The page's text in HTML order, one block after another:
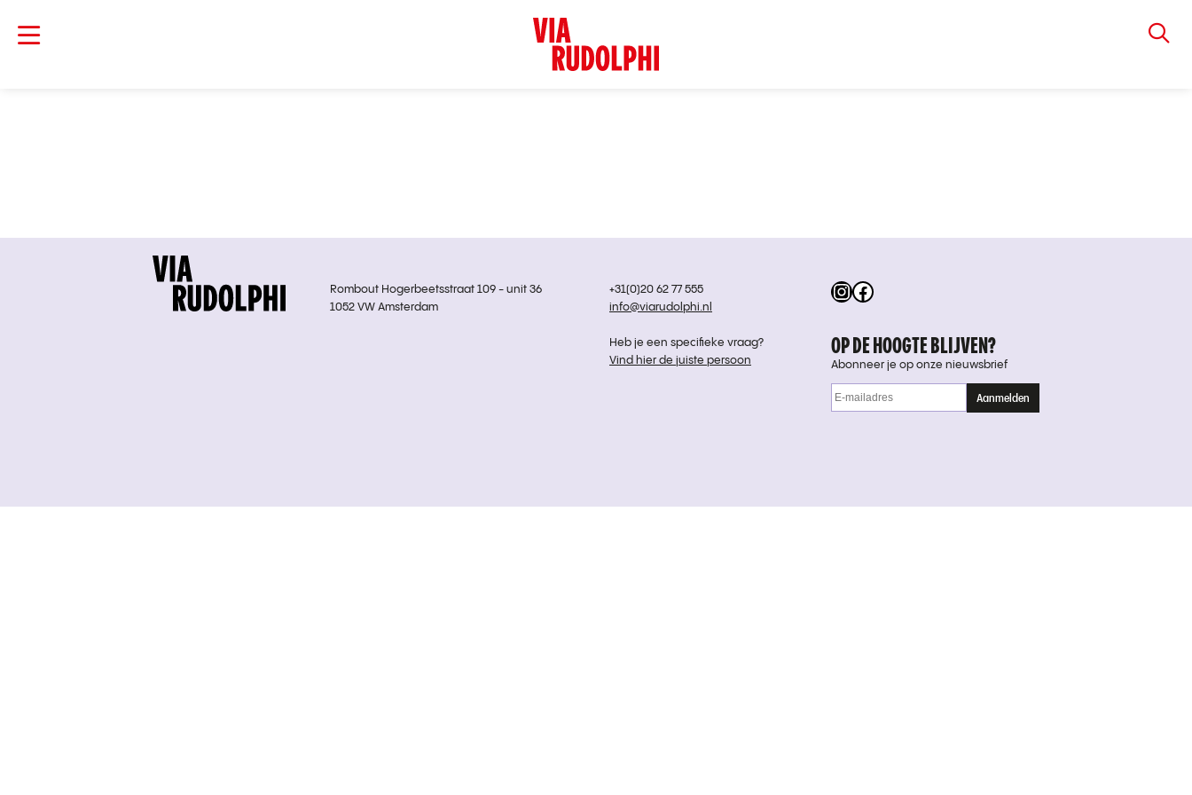
Instagram
Facebook
Rombout Hogerbeetsstraat 109 - unit 36
1052 VW Amsterdam
+31(0)20 62 77 555
info@viarudolphi.nl
Heb je een specifieke vraag?
Vind hier de juiste persoon
OP DE HOOGTE BLIJVEN?
Abonneer je op onze nieuwsbrief